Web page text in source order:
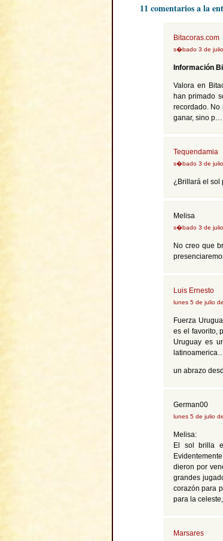
11 comentarios a la
Bitacoras.com
s�bado 3 de
Información
Valora en
han primado
recordado. No
ganar, sino
Tequendamia
s�bado 3 de
¿Brillará el sol
Melisa
s�bado 3 de
No creo que
Luis Ernesto
lunes 5 de julio
Fuerza
es el favorito,
Uruguay es
un abrazo
German00
lunes 5 de julio
Melisa:
El sol brilla
dieron por
grandes
corazón para
para la
Marsares